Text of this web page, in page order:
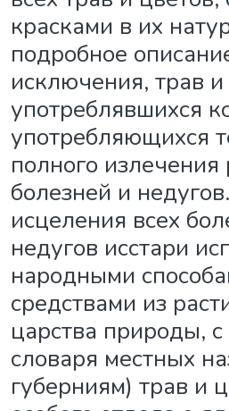
красками в их
подробное
исключения, трав и
употреблявшихся
употребляющихся
полного
болезней и
исцеления всех
недугов исстари
народными
средствами из
царства природы,
словаря местных
губерниям) трав и